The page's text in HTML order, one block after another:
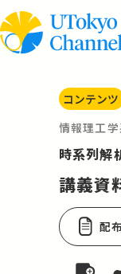
コンテンツ
情報理工
時系列解
講義資
配